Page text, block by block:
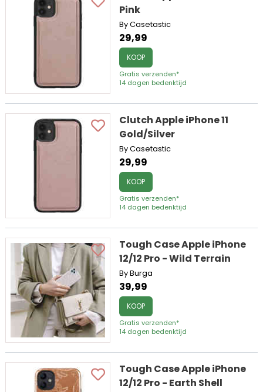
Pink
By Casetastic
29,99
KOOP
Gratis verzenden*
14 dagen bedenktijd
Clutch Apple iPhone 11
Gold/Silver
By Casetastic
29,99
KOOP
Gratis verzenden*
14 dagen bedenktijd
Tough Case Apple iPhone
12/12 Pro - Wild Terrain
By Burga
39,99
KOOP
Gratis verzenden*
14 dagen bedenktijd
Tough Case Apple iPhone
12/12 Pro - Earth Shell